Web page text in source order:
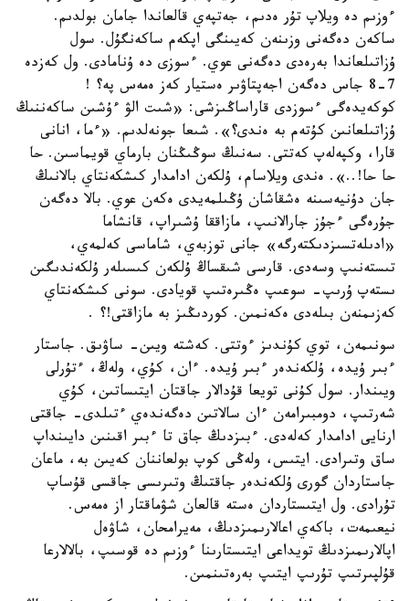
ءوزىم دە ويلاپ تۇر ەدىم، جەتپەي قالعاندا جامان بولدىم.
ساكەن دەگەنى وزىنەن كەيىنگى اپكەم ساكەنگۇل. سول
ۇزاتىلعاندا بەرەدى دەگەنى عوي. ءسوزى دە ۇنامادى. ول كەزدە
7-8 جاس دەگەن اجەپتاۋىر ەستيار كەز ەمەس پە؟ !
كوكەيدەگى ءسوزدى قاراساڭىزشى: «شىت الۋ ءۇشىن ساكەننىڭ
ۇزاتىلعانىن كۇتەم بە ەندى؟». شىعا جونەلدىم. «ءما، انانى
قارا، وكپەلەپ كەتتى. سەنىڭ سوڭىڭنان بارماي قويماسىن. حا
حا حا!..». ەندى ويلاسام، ۇلكەن ادامدار كىشكەنتاي بالانىڭ
جان دۇنيەسىنە ەشقاشان ۇڭىلمەيدى ەكەن عوي. بالا دەگەن
جۇرەگى ءجۇز جارالانىپ، مازاققا ۇشىراپ، قانشاما
«ادىلەتسىزدىكتەرگە» جانى توزبەي، شاماسى كەلمەي،
تىستەنىپ وسەدى. قارسى شىقساڭ ۇلكەن كىسىلەر ۇلكەندىگىن
ىستەپ ۇرىپ- سوعىپ ەڭىرەتىپ قويادى. سونى كىشكەنتاي
كەزىمنەن بىلەدى ەكەنمىن. كوردىڭىز بە مازاقتى!؟ .
سونىمەن، توي كۇندىز ءوتتى. كەشتە ويىن- ساۋىق. جاستار
ءبىر ۇيدە، ۇلكەندەر ءبىر ۇيدە. ءان، كۇي، ولەڭ، ءتۇرلى
ويىندار. سول كۇنى تويعا قۇدالار جاقتان ايتىساتىن، كۇي
شەرتىپ، دومبىرامەن ءان سالاتىن دەگەندەي ءتىلدى- جاقتى
ارنايى ادامدار كەلەدى. ءبىزدىڭ جاق تا ءبىر اقىنىن دايىنداپ
ساق وتىرادى. ايتىس، ولەڭى كوپ بولعاننان كەيىن بە، ماعان
جاستاردان گورى ۇلكەندەر جاقتىڭ وتىرىسى جاقسى قۇساپ
تۇرادى. ول ايتىستاردان ەستە قالعان شۋماقتار از ەمەس.
نيعىمەت، باكەي اعالارىمىزدىڭ، مەيرامحان، شاۋەل
اپالارىمىزدىڭ تويداعى ايتىستارىنا ءوزىم دە قوسىپ، بالالارعا
قۇلپىرتىپ تۇرىپ ايتىپ بەرەتىنمىن.